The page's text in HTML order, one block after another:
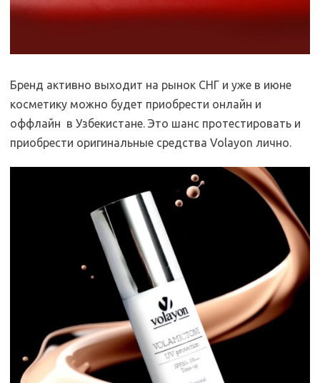
Бренд активно выходит на рынок СНГ и уже в июне
косметику можно будет приобрести онлайн и
оффлайн в Узбекистане. Это шанс протестировать и
приобрести оригинальные средства Volayon лично.